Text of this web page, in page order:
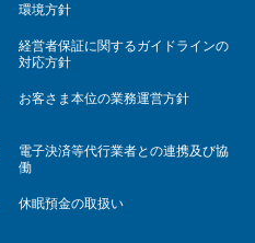
環境方針
経営者保証に関するガイドラインの
対応方針
お客さま本位の業務運営方針
電子決済等代行業者との連携及び協
働
休眠預金の取扱い